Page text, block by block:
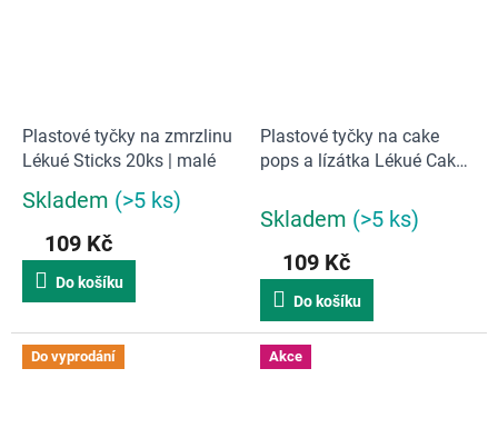
Plastové tyčky na zmrzlinu
Lékué Sticks 20ks | malé
Průměrné
produktu
4,5
5
hvězdiček.
Skladem (>5 ks)
109 Kč
Do košíku
Plastové tyčky na cake
pops a lízátka Lékué Cake
Skladem (>5 ks)
109 Kč
Do košíku
Do vyprodání Akce